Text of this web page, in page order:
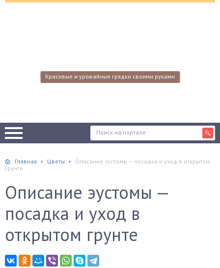
Красивые и урожайные грядки своими руками
Главная Цветы
Описание эустомы — посадка и уход в открытом
грунте
Описание эустомы —
посадка и уход в
открытом грунте